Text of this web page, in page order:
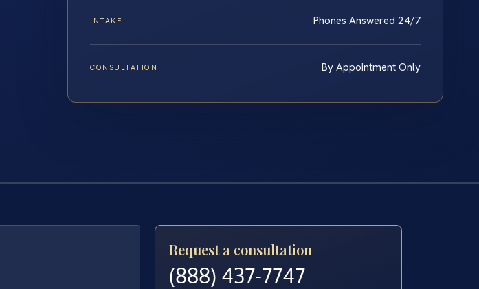
INTAKE Phones Answered 24/7
CONSULTATION By Appointment Only
Request a consultation
(888) 437-7747